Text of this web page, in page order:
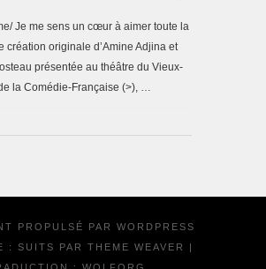
Je me sens un cœur à aimer toute la
création originale d’Amine Adjina et
présentée au théâtre du Vieux-
la Comédie-Française (>), …
PROPULSÉ PAR WORDPRESS
: SUITS PAR THEME WEAVER
|